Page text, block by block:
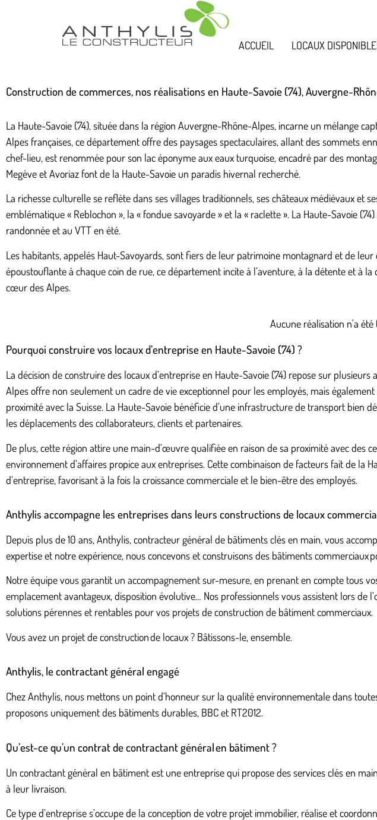
ACCUEIL LOCAUX
Construction de commerces, nos réalisations en Haute-Savoie (74), Auvergne-
La Haute-Savoie (74), située dans la région Auvergne-Rhône-Alpes, incarne un mélange
Alpes françaises, ce département offre des paysages spectaculaires, allant des sommets
chef-lieu, est renommée pour son lac éponyme aux eaux turquoise, encadré par des
Megève et Avoriaz font de la Haute-Savoie un paradis hivernal recherché.
La richesse culturelle se reflète dans ses villages traditionnels, ses châteaux médiévaux et
emblématique « Reblochon », la « fondue savoyarde » et la « raclette ». La Haute-Savoie
randonnée et au VTT en été.
Les habitants, appelés Haut-Savoyards, sont fiers de leur patrimoine montagnard et de
époustouflante à chaque coin de rue, ce département incite à l’aventure, à la détente et à
cœur des Alpes.
Aucune réalisation n'a été
Pourquoi construire vos locaux d’entreprise en Haute-Savoie (74) ?
La décision de construire des locaux d’entreprise en Haute-Savoie (74) repose sur
Alpes offre non seulement un cadre de vie exceptionnel pour les employés, mais
proximité avec la Suisse. La Haute-Savoie bénéficie d’une infrastructure de transport bien
les déplacements des collaborateurs, clients et partenaires.
De plus, cette région attire une main-d’œuvre qualifiée en raison de sa proximité avec des
environnement d’affaires propice aux entreprises. Cette combinaison de facteurs fait de la
d’entreprise, favorisant à la fois la croissance commerciale et le bien-être des employés.
Anthylis accompagne les entreprises dans leurs constructions de locaux
Depuis plus de 10 ans, Anthylis, contracteur général de bâtiments clés en main, vous
expertise et notre expérience, nous concevons et construisons des bâtiments commerciaux
Notre équipe vous garantit un accompagnement sur-mesure, en prenant en compte tous
emplacement avantageux, disposition évolutive… Nos professionnels vous assistent lors de
solutions pérennes et rentables pour vos projets de construction de bâtiment commerciaux.
Vous avez un projet de construction de locaux ? Bâtissons-le, ensemble.
Anthylis, le contractant général engagé
Chez Anthylis, nous mettons un point d’honneur sur la qualité environnementale dans
proposons uniquement des bâtiments durables, BBC et RT2012.
Qu’est-ce qu’un contrat de contractant général en bâtiment ?
Un contractant général en bâtiment est une entreprise qui propose des services clés en
à leur livraison.
Ce type d’entreprise s’occupe de la conception de votre projet immobilier, réalise et